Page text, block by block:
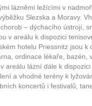
lázněmi ležícími v
Slezska a Moravy.
– dýchacího ústrojí,
v areálu k dispozici
hotelu Priessnitz jsou k
ordinace lékaře, bazén,
areálu lázní dále k dispozici
a vhodné terény k
koncertů i festivalů,